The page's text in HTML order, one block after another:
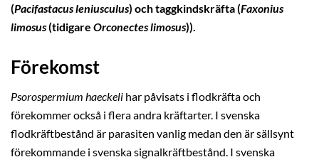
(Pacifastacus leniusculus) och taggkindskräfta (Faxonius
limosus(tidigare Orconectes limosus)).
Förekomst
Psorospermium haeckeli har påvisats i flodkräfta och
förekommer också i flera andra kräftarter. I svenska
flodkräftbestånd är parasiten vanlig medan den är sällsynt
förekommande i svenska signalkräftbestånd. I svenska